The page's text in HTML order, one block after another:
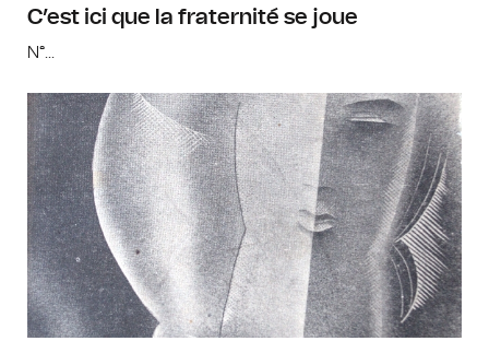
C’est ici que la fraternité se joue
N°...